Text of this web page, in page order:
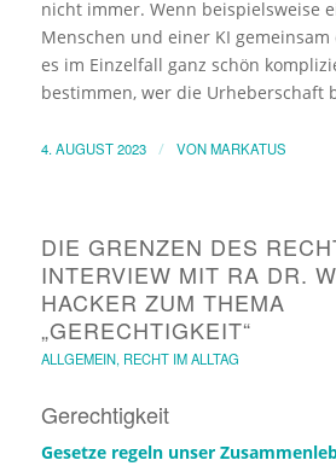
nicht immer. Wenn beispielsweise
Menschen und einer KI
es im Einzelfall ganz schön
bestimmen, wer die Urheberschaft
4. AUGUST 2023 / VONMARKATUS
DIE GRENZEN DES
INTERVIEW MIT RA DR.
HACKER ZUM THEMA
„GERECHTIGKEIT“
ALLGEMEIN, RECHT IM ALLTAG
Gerechtigkeit
Gesetze regeln unser